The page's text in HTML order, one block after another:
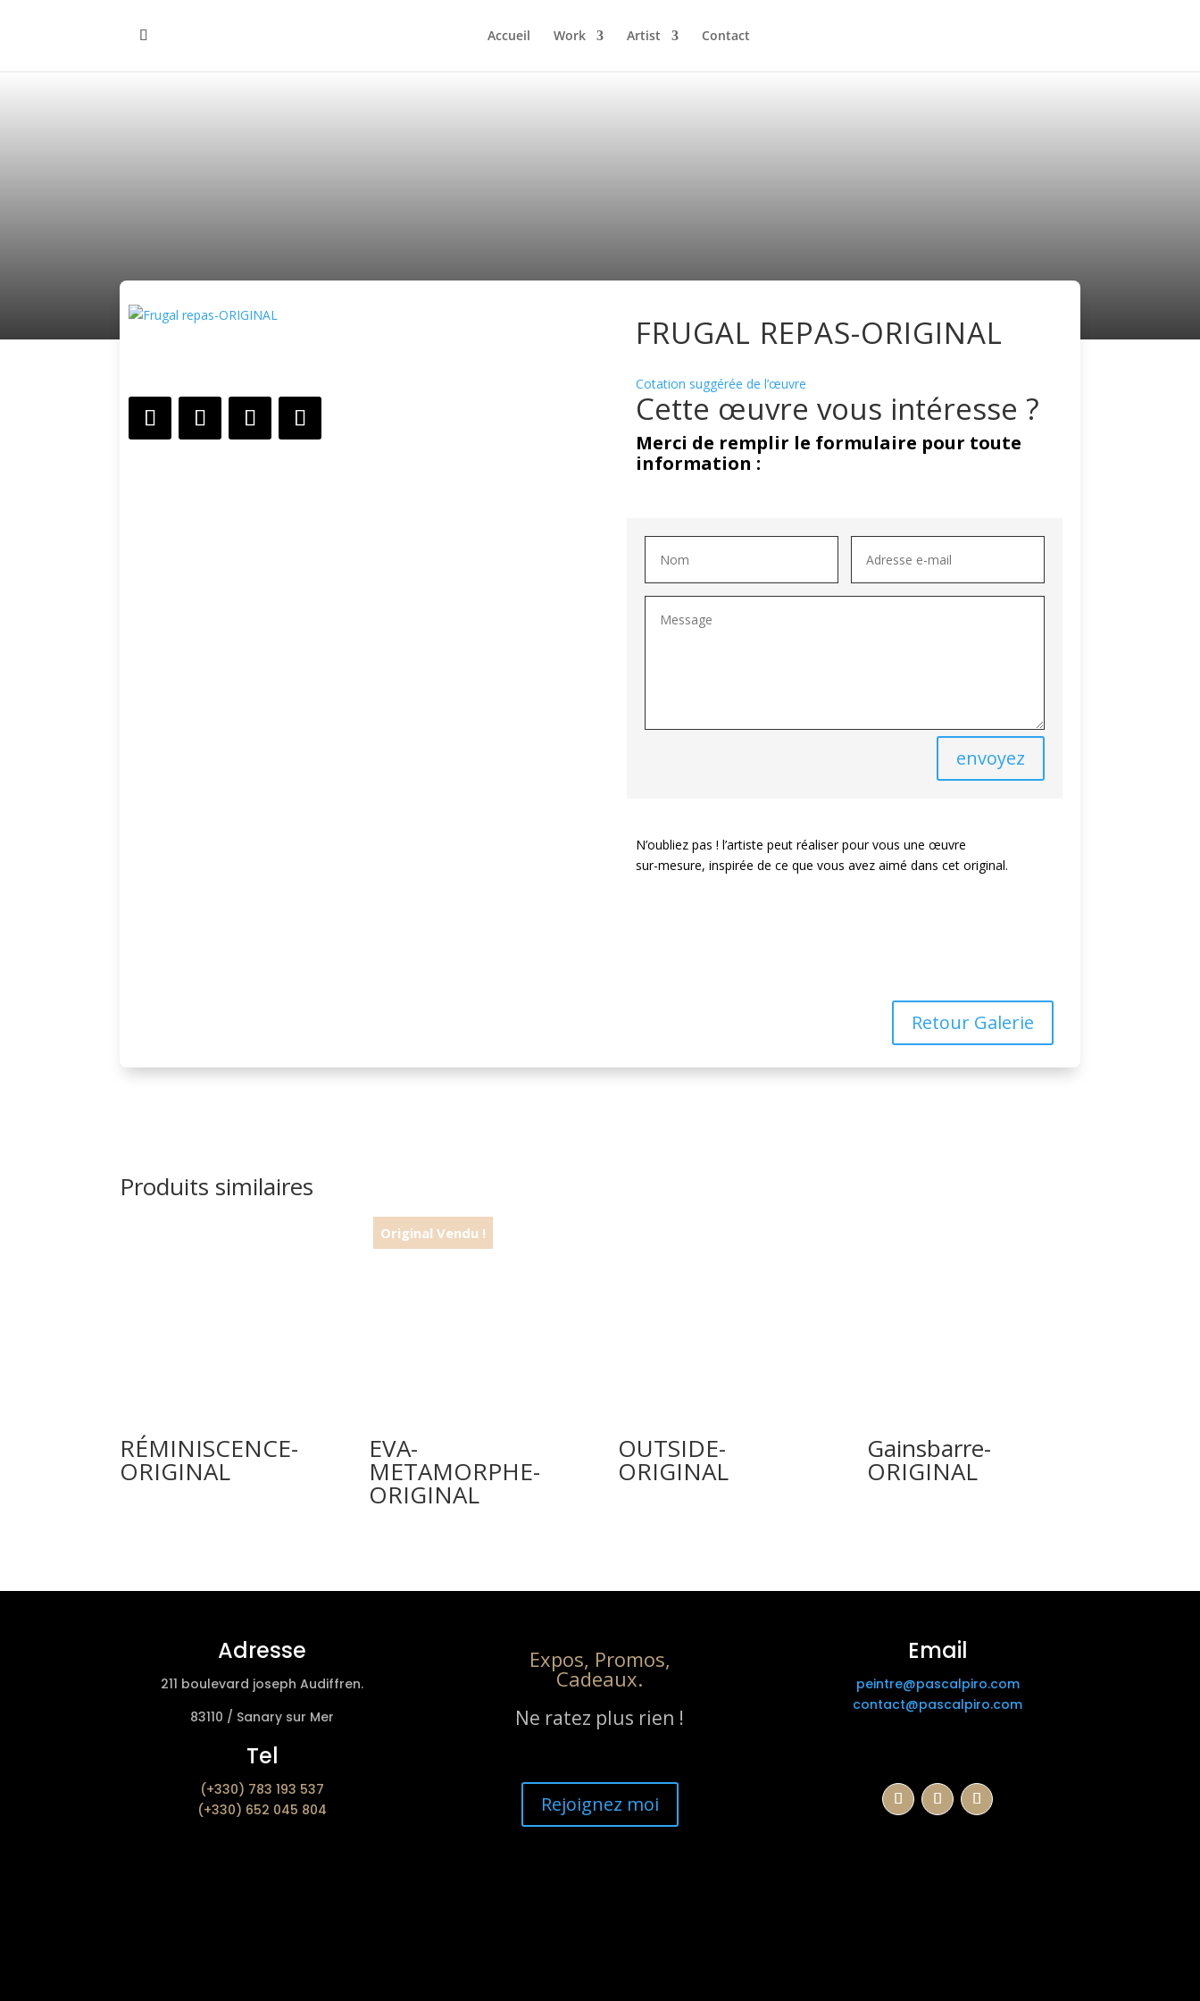
Accueil Work Artist Contact
FRUGAL REPAS-ORIGINAL
Cotation suggérée de l’œuvre
Cette œuvre vous intéresse ?
Merci de remplir le formulaire pour toute
information :
envoyez
N’oubliez pas ! l’artiste peut réaliser pour vous une œuvre
sur-mesure, inspirée de ce que vous avez aimé dans cet original.
Retour Galerie
Produits similaires
RÉMINISCENCE-
ORIGINAL
EVA-
METAMORPHE-
ORIGINAL
OUTSIDE-
ORIGINAL
Gainsbarre-
ORIGINAL
Adresse
211 boulevard joseph Audiffren.
83110 / Sanary sur Mer
Tel
(+330) 783 193 537
(+330) 652 045 804
Expos, Promos,
Cadeaux.
Ne ratez plus rien !
Rejoignez moi
Email
peintre@pascalpiro.com
contact@pascalpiro.com